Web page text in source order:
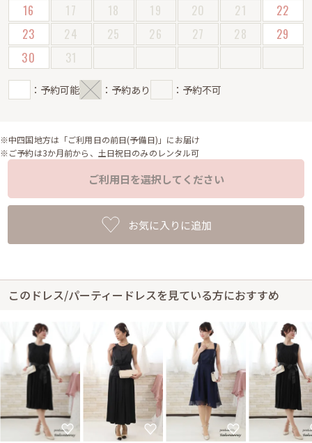
16
17 18 19 20 21
22
23
24 25 26 27 28
29
30
31
：予約可能 ：予約あり ：予約不可
※中四国地方は「ご利用日の前日(予備日)」にお届け
※ご予約は3か月前から、土日祝日のみのレンタル可
ご利用日を選択してください
お気に入りに追加
このドレス/パーティードレスを見ている方におすすめ